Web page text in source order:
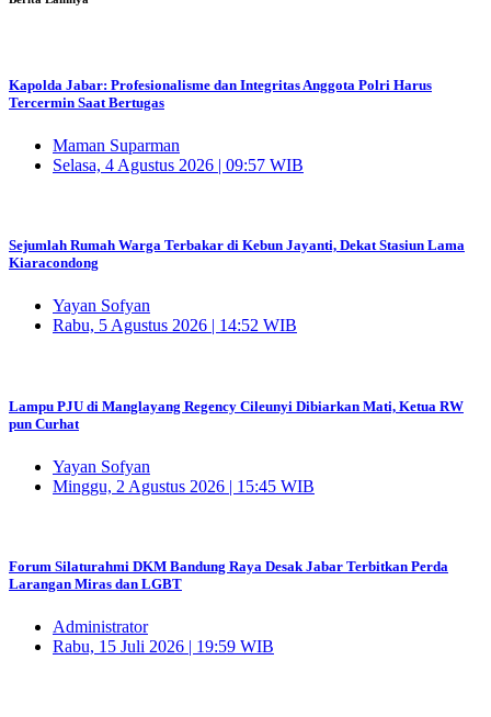
Kapolda Jabar: Profesionalisme dan Integritas Anggota Polri Harus
Tercermin Saat Bertugas
Maman Suparman
Selasa, 4 Agustus 2026 | 09:57 WIB
Sejumlah Rumah Warga Terbakar di Kebun Jayanti, Dekat Stasiun Lama
Kiaracondong
Yayan Sofyan
Rabu, 5 Agustus 2026 | 14:52 WIB
Lampu PJU di Manglayang Regency Cileunyi Dibiarkan Mati, Ketua RW
pun Curhat
Yayan Sofyan
Minggu, 2 Agustus 2026 | 15:45 WIB
Forum Silaturahmi DKM Bandung Raya Desak Jabar Terbitkan Perda
Larangan Miras dan LGBT
Administrator
Rabu, 15 Juli 2026 | 19:59 WIB